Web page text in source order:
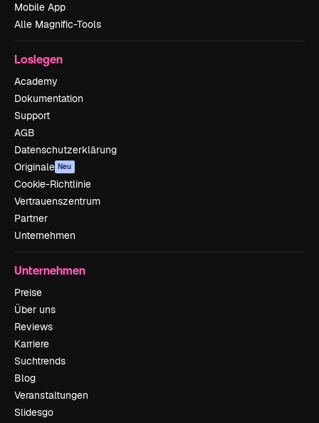
Mobile App
Alle Magnific-Tools
Loslegen
Academy
Dokumentation
Support
AGB
Datenschutzerklärung
Originale Neu
Cookie-Richtlinie
Vertrauenszentrum
Partner
Unternehmen
Unternehmen
Preise
Über uns
Reviews
Karriere
Suchtrends
Blog
Veranstaltungen
Slidesgo